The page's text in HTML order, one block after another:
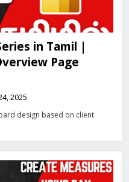
in Tamil |
Page
2025
design based on client